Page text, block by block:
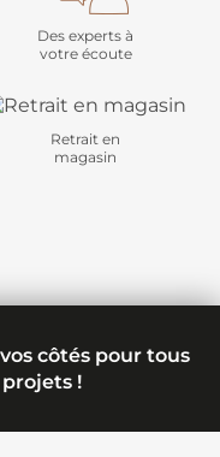
Des experts à
votre écoute
Retrait en
magasin
côtés pour tous
projets !